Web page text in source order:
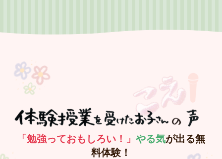
「勉強っておもしろい！」 やる気が出る無
料体験！